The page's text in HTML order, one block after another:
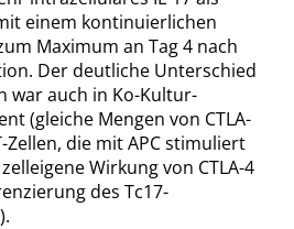
einem kontinuierlichen
Maximum an Tag 4 nach
Der deutliche Unterschied
war auch in Ko-Kultur-
(gleiche Mengen von CTLA-
Zellen, die mit APC stimuliert
Wirkung von CTLA-4
des Tc17-